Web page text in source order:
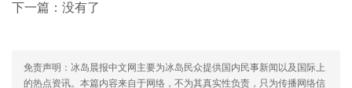
下一篇：没有了
免责声明：冰岛晨报中文网主要为冰岛民众提供国内民事新闻以及国际上
的热点资讯。本篇内容来自于网络，不为其真实性负责，只为传播网络信